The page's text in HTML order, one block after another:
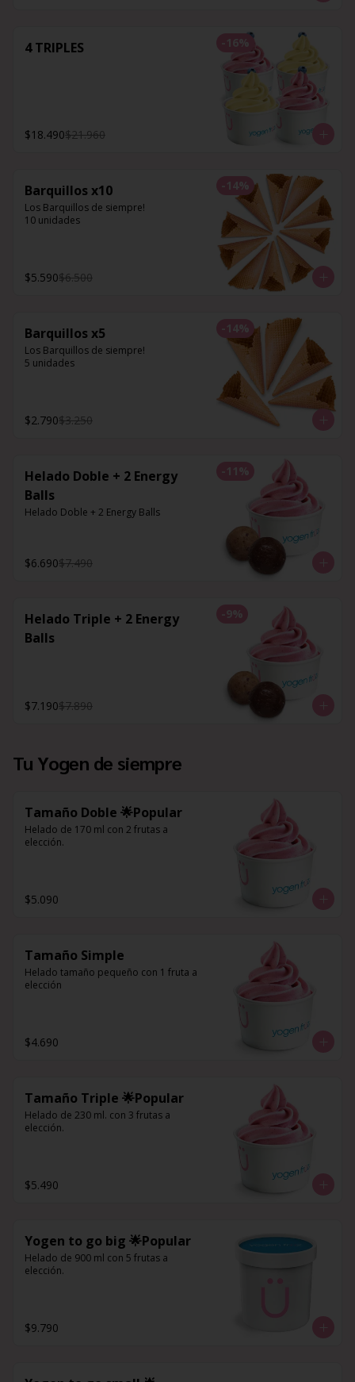
-16%
4 TRIPLES
$18.490$21.960
-14%
Barquillos x10
Los Barquillos de siempre!
10 unidades
$5.590$6.500
-14%
Barquillos x5
Los Barquillos de siempre!
5 unidades
$2.790$3.250
-11 %
Helado Doble + 2 Energy
Balls
Helado Doble + 2 Energy Balls
$6.690$7.490
-9%
Helado Triple + 2 Energy
Balls
$7.190$7.890
Tu Yogen de siempre
Tamaño Doble 🌟Popular
Helado de 170 ml con 2 frutas a
elección.
$5.090
Tamaño Simple
Helado tamaño pequeño con 1 fruta a
elección
$4.690
Tamaño Triple 🌟Popular
Helado de 230 ml. con 3 frutas a
elección.
$5.490
Yogen to go big 🌟Popular
Helado de 900 ml con 5 frutas a
elección.
$9.790